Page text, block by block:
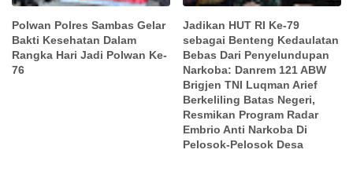
Polwan Polres Sambas Gelar
Bakti Kesehatan Dalam
Rangka Hari Jadi Polwan Ke-
76
Jadikan HUT RI Ke-79
sebagai Benteng Kedaulatan
Bebas Dari Penyelundupan
Narkoba: Danrem 121 ABW
Brigjen TNI Luqman Arief
Berkeliling Batas Negeri,
Resmikan Program Radar
Embrio Anti Narkoba Di
Pelosok-Pelosok Desa